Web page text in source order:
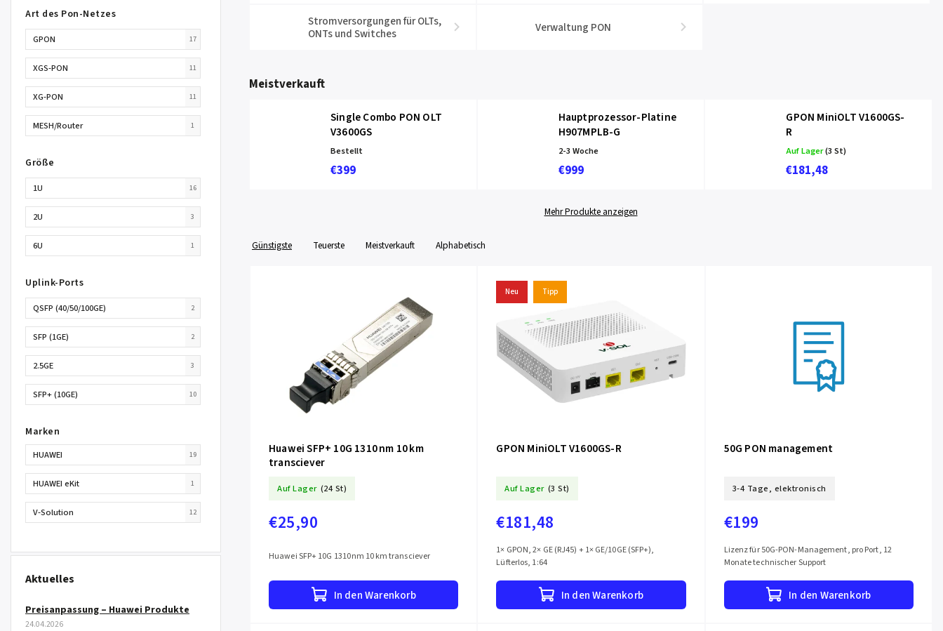
Marken
HUAWEI 19
HUAWEI eKit 1
V-Solution 12
Art des Pon-Netzes
GPON 17
XGS-PON 11
XG-PON 11
MESH/Router 1
Größe
1U 16
2U 3
6U 1
Uplink-Ports
QSFP (40/50/100GE) 2
SFP (1GE) 2
2.5GE 3
SFP+ (10GE) 10
Aktuelles
Preisanpassung – Huawei Produkte
24.04.2026
Stromversorgungen für OLTs,
ONTs und Switches
Verwaltung PON
Meistverkauft
Single Combo PON OLT
V3600GS
Bestellt
€399
Hauptprozessor-Platine
H907MPLB-G
2-3 Woche
€999
GPON MiniOLT V1600GS-
R
Auf Lager(3 St)
€181,48
Mehr Produkte anzeigen
Günstigste Teuerste Meistverkauft Alphabetisch
Huawei SFP+ 10G 1310 nm 10 km
transciever
Auf Lager (24 St)
€25,90
In den Warenkorb
Huawei SFP+ 10G 1310 nm 10 km transciever
Neu Tipp
GPON MiniOLT V1600GS-R
Auf Lager (3 St)
€181,48
In den Warenkorb
1× GPON, 2× GE (RJ45) + 1× GE/10GE (SFP+),
Lüfterlos, 1:64
50G PON management
3-4 Tage, elektronisch
€199
In den Warenkorb
Lizenz für 50G-PON-Management, pro Port, 12
Monate technischer Support